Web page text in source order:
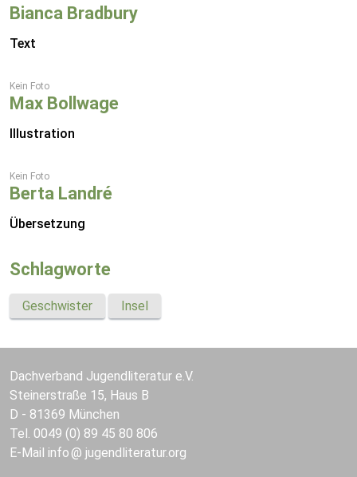
Bianca Bradbury
Text
Kein Foto
Max Bollwage
Illustration
Kein Foto
Berta Landré
Übersetzung
Schlagworte
Geschwister Insel
Dachverband Jugendliteratur e.V.
Steinerstraße 15, Haus B
D - 81369 München
Tel. 0049 (0) 89 45 80 806
E-Mail info jugendliteratur.org